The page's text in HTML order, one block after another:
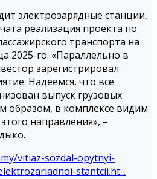
электрозарядные станции,
реализация проекта по
транспорта на
2025-го. «Параллельно в
зарегистрировал
Надеемся, что все
выпуск грузовых
образом, в комплексе видим
направления», –
vitiaz-sozdal-opytnyi-
stantcii.ht...